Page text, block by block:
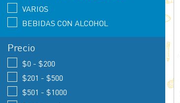
VARIOS
BEBIDAS CON ALCOHOL
Precio
$0 - $200
$201 - $500
$501 - $1000